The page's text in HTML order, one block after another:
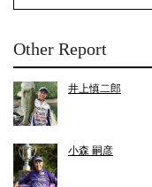
Other Report
井上慎二郎
小森 嗣彦